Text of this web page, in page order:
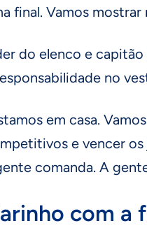
final. Vamos mostrar
do elenco e
no
em casa.
e vencer os
comanda. A
com a